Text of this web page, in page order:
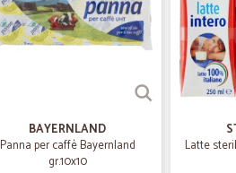
BAYERNLAND
Panna per caffè Bayernland
gr.10x10
Latte